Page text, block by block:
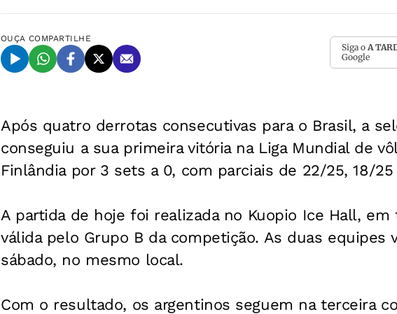
OUÇA COMPARTILHE
Siga o A
Google
Após quatro derrotas consecutivas para o Brasil, a
conseguiu a sua primeira vitória na Liga Mundial de
Finlândia por 3 sets a 0, com parciais de 22/25, 18/
A partida de hoje foi realizada no Kuopio Ice Hall,
válida pelo Grupo B da competição. As duas equipes
sábado, no mesmo local.
Com o resultado, os argentinos seguem na terceira